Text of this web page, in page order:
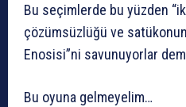
Bu seçimlerde bu yüzden
çözümsüzlüğü ve satükonun
Enosisi”ni savunuyorlar
Bu oyuna gelmeyelim…